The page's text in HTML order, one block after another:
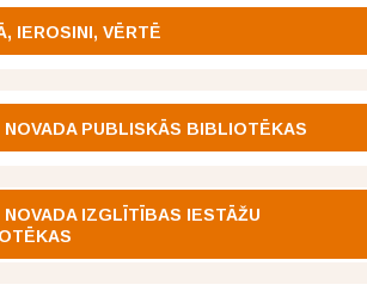
IEROSINI, VĒRTĒ
NOVADA PUBLISKĀS BIBLIOTĒKAS
NOVADA IZGLĪTĪBAS IESTĀŽU